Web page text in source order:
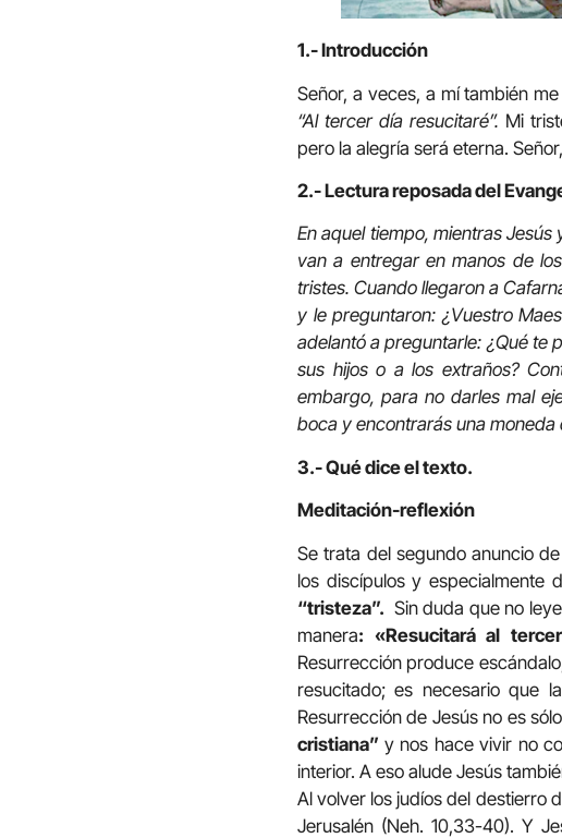
1.- Introducción
Señor, a veces, a mí también
“Al tercer día resucitaré”. Mi
pero la alegría será eterna.
2.- Lectura reposada del
En aquel tiempo, mientras Jesús
van a entregar en manos de
tristes. Cuando llegaron a
y le preguntaron: ¿Vuestro
adelantó a preguntarle: ¿Qué te
sus hijos o a los extraños?
embargo, para no darles mal
boca y encontrarás una
3.- Qué dice el texto.
Meditación-reflexión
Se trata del segundo anuncio
los discípulos y especialmente
“tristeza”. Sin duda que no
manera: «Resucitará al
Resurrección produce
resucitado; es necesario que
Resurrección de Jesús no es
cristiana” y nos hace vivir no
interior. A eso alude Jesús
Al volver los judíos del destierro
Jerusalén (Neh. 10,33-40). Y